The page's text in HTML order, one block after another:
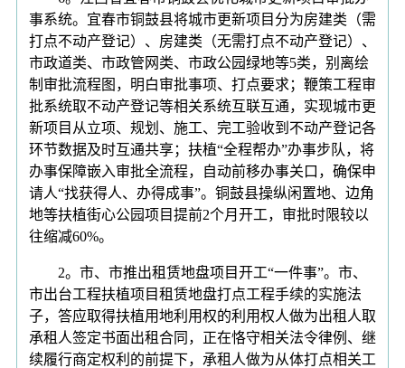
事系统。宜春市铜鼓县将城市更新项目分为房建类（需
打点不动产登记）、房建类（无需打点不动产登记）、
市政道类、市政管网类、市政公园绿地等5类，别离绘
制审批流程图，明白审批事项、打点要求；鞭策工程审
批系统取不动产登记等相关系统互联互通，实现城市更
新项目从立项、规划、施工、完工验收到不动产登记各
环节数据及时互通共享；扶植“全程帮办”办事步队，将
办事保障嵌入审批全流程，自动前移办事关口，确保申
请人“找获得人、办得成事”。铜鼓县操纵闲置地、边角
地等扶植街心公园项目提前2个月开工，审批时限较以
往缩减60%。
2。市、市推出租赁地盘项目开工“一件事”。市、
市出台工程扶植项目租赁地盘打点工程手续的实施法
子，答应取得扶植用地利用权的利用权人做为出租人取
承租人签定书面出租合同，正在恪守相关法令律例、继
续履行商定权利的前提下，承租人做为从体打点相关工